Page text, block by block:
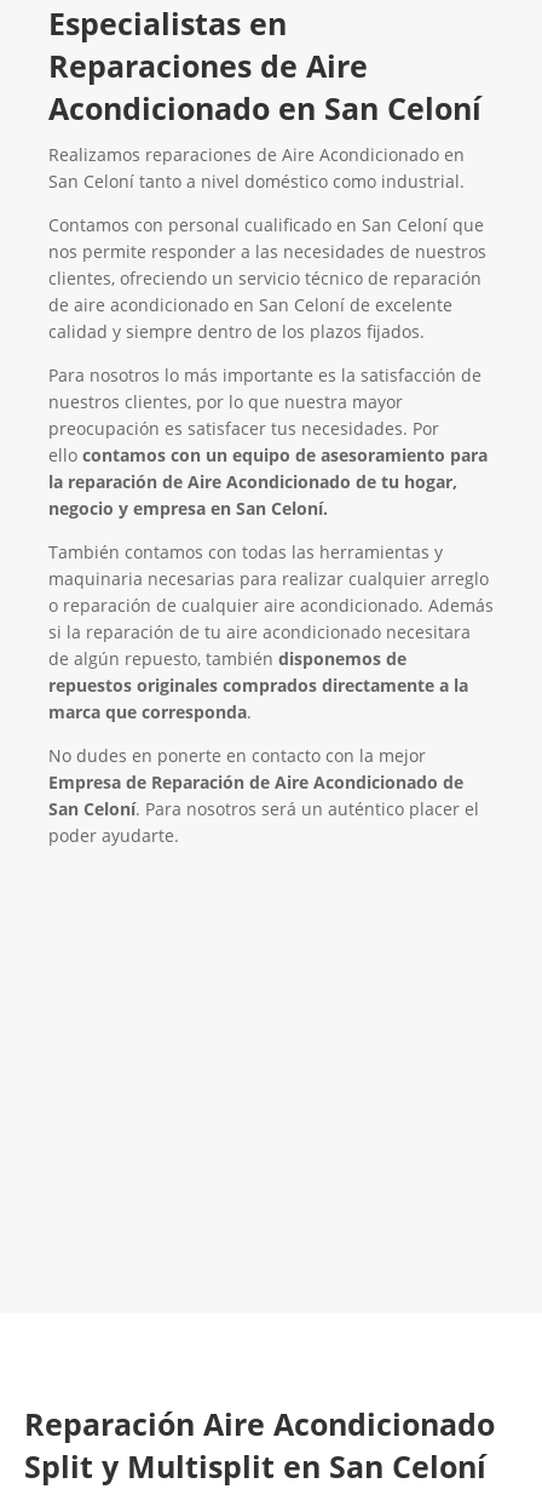
Especialistas en
Reparaciones de Aire
Acondicionado en San Celoní
Realizamos reparaciones de Aire Acondicionado en
San Celoní tanto a nivel doméstico como industrial.
Contamos con personal cualificado en San Celoní que
nos permite responder a las necesidades de nuestros
clientes, ofreciendo un servicio técnico de reparación
de aire acondicionado en San Celoní de excelente
calidad y siempre dentro de los plazos fijados.
Para nosotros lo más importante es la satisfacción de
nuestros clientes, por lo que nuestra mayor
preocupación es satisfacer tus necesidades. Por
ello contamos con un equipo de asesoramiento para
la reparación de Aire Acondicionado de tu hogar,
negocio y empresa en San Celoní.
También contamos con todas las herramientas y
maquinaria necesarias para realizar cualquier arreglo
o reparación de cualquier aire acondicionado. Además
si la reparación de tu aire acondicionado necesitara
de algún repuesto, también disponemos de
repuestos originales comprados directamente a la
marca que corresponda.
No dudes en ponerte en contacto con la mejor
Empresa de Reparación de Aire Acondicionado de
San Celoní. Para nosotros será un auténtico placer el
poder ayudarte.
Reparación Aire Acondicionado
Split y Multisplit en San Celoní